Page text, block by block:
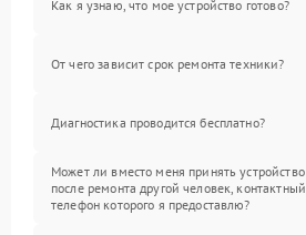
Как я узнаю, что мое устройство готово?
От чего зависит срок ремонта техники?
Диагностика проводится бесплатно?
Может ли вместо меня принять устройство
после ремонта другой человек, контактный
телефон которого я предоставлю?